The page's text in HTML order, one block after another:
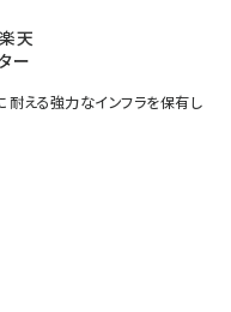
天
ー
耐える強力なインフラを保有し